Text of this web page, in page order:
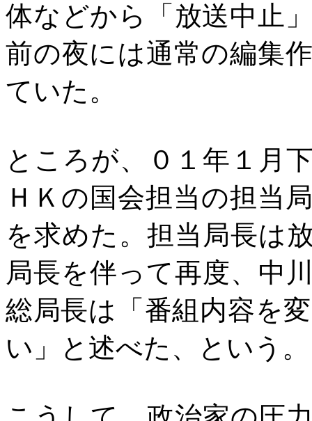
体などから「放送中止
前の夜には通常の編集
ていた。
ところが、０１年１月
ＨＫの国会担当の担当
を求めた。担当局長は
局長を伴って再度、中
総局長は「番組内容を
い」と述べた、という。